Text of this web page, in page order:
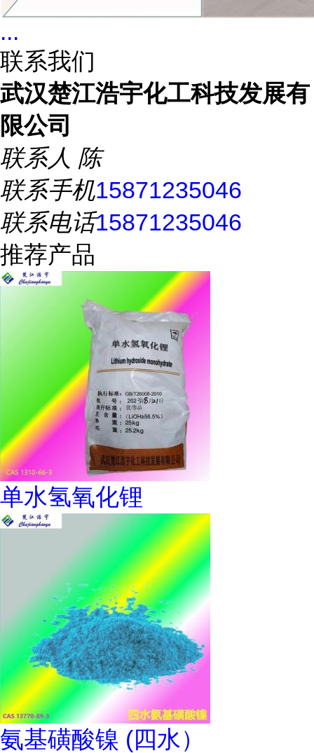
...
联系我们
武汉楚江浩宇化工科技发展有
限公司
联系人 陈
联系手机15871235046
联系电话15871235046
推荐产品
单水氢氧化锂
氨基磺酸镍 (四水）